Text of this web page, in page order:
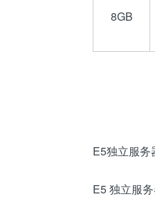
8GB
E5独立服
E5 独立服